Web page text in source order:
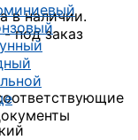
в наличии.
под заказ